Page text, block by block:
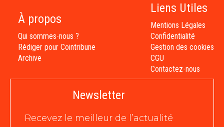
À propos
Qui sommes-nous ?
Rédiger pour Cointribune
Archive
Liens Utiles
Mentions Légales
Confidentialité
Gestion des cookies
CGU
Contactez-nous
Newsletter
Recevez le meilleur de l’actualité